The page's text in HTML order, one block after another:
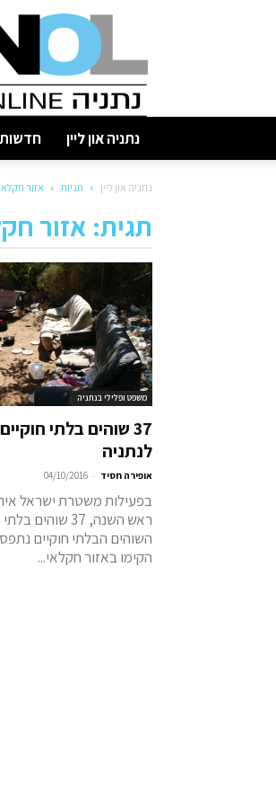
נתניה
נתניה און ליין חדשות
נתניה און ליין תגיות אזור חקלאי
תגית: אזור
משפט ופלילי בנתניה
37 שוהים בלתי
לנתניה
אופירה חסיד -
04/10/2016
בפעילות משטרת ישראל
ראש השנה, 37
השוהים הבלתי חוקיים
הקימו באזור חקלאי...